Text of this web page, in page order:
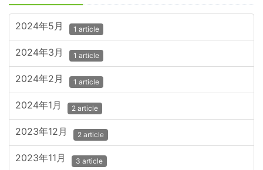
2024年5月 1 article
2024年3月 1 article
2024年2月 1 article
2024年1月 2 article
2023年12月 2 article
2023年11月 3 article